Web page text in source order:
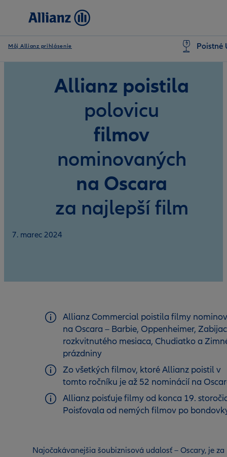
Môj Allianz prihlásenie Poistné
Allianz poistila
polovicu
filmov
nominovaných
na Oscara
za najlepší film
7. marec 2024
Allianz Commercial poistila filmy
na Oscara – Barbie, Oppenheimer,
rozkvitnutého mesiaca, Chudiatko a
prázdniny
Zo všetkých filmov, ktoré Allianz poistil v
tomto ročníku je až 52 nominácií na
Allianz poisťuje filmy od konca 19.
Poisťovala od nemých filmov po
Najočakávanejšia šoubiznisová udalosť – Oscary, je za